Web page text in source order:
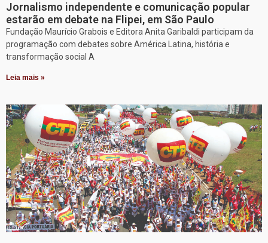
Jornalismo independente e comunicação popular
estarão em debate na Flipei, em São Paulo
Fundação Maurício Grabois e Editora Anita Garibaldi participam da
programação com debates sobre América Latina, história e
transformação social A
Leia mais »